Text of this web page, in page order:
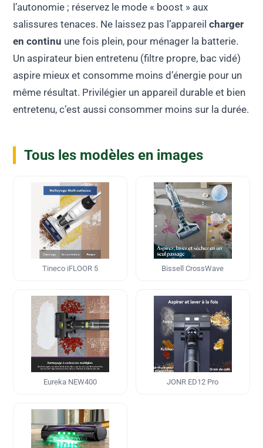
l’autonomie ; réservez le mode « boost » aux
salissures tenaces. Ne laissez pas l’appareilcharger
en continu une fois plein, pour ménager la batterie.
Un aspirateur bien entretenu (filtre propre, bac vidé)
aspire mieux et consomme moins d’énergie pour un
même résultat. Privilégier un appareil durable et bien
entretenu, c’est aussi consommer moins sur la durée.
Tous les modèles en images
Tineco iFLOOR 5 Bissell CrossWave
Eureka NEW400 JONR ED12 Pro